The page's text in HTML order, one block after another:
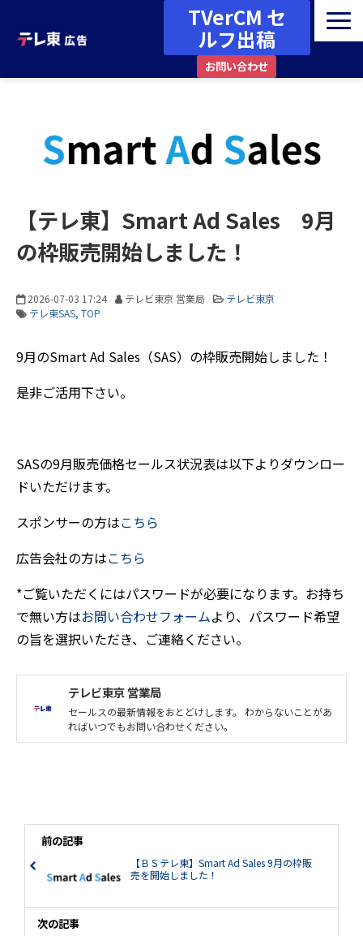
TVerCM セ
ルフ出稿
お問い合わせ
資料ダウンロード
事例・コラム
その他
【テレ東】Smart Ad Sales 9月
の枠販売開始しました！
2026-07-03 17:24 テレビ東京 営業局
テレビ東京
テレ東SAS TOP
9月のSmart Ad Sales（SAS）の枠販売開始しました！
是非ご活用下さい。
SASの9月販売価格セールス状況表は以下よりダウンロー
ドいただけます。
スポンサーの方はこちら
​​​​​​​広告会社の方はこちら
*ご覧いただくにはパスワードが必要になります。お持ち
で無い方は​​​​​​​お問い合わせフォームより、パスワード希望
の旨を選択いただき、ご連絡ください。
テレビ東京 営業局
セールスの最新情報をおとどけします。 わからないことがあ
ればいつでもお問い合わせください。
前の記事
【ＢＳテレ東】Smart Ad Sales 9月の枠販
売を開始しました！
次の記事